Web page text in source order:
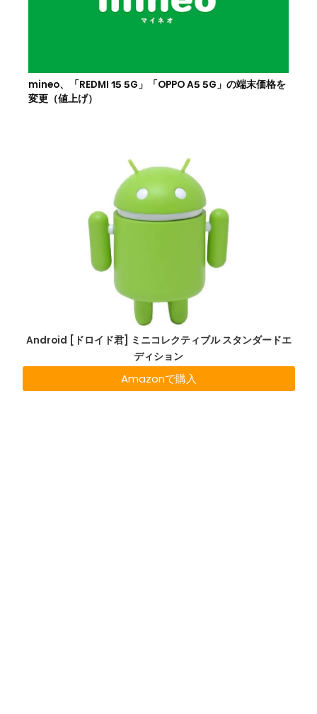
mineo、「REDMI 15 5G」「OPPO A5 5G」の端末価格を
変更（値上げ）
Android [ドロイド君] ミニコレクティブル スタンダードエ
ディション
Amazonで購入